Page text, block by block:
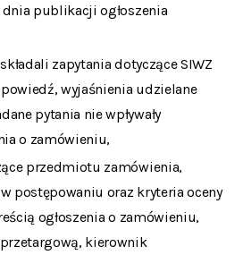
publikacji ogłoszenia
zapytania dotyczące SIWZ
wyjaśnienia udzielane
pytania nie wpływały
o zamówieniu,
przedmiotu zamówienia,
postępowaniu oraz kryteria oceny
ogłoszenia o zamówieniu,
kierownik